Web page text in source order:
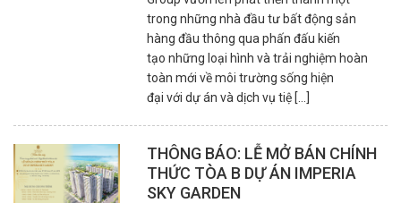
trong những nhà đầu tư bất động sản
hàng đầu thông qua phấn đấu kiến
tạo những loại hình và trải nghiệm hoàn
toàn mới về môi trường sống hiện
đại với dự án và dịch vụ tiệ [...]
THÔNG BÁO: LỄ MỞ BÁN CHÍNH
THỨC TÒA B DỰ ÁN IMPERIA
SKY GARDEN